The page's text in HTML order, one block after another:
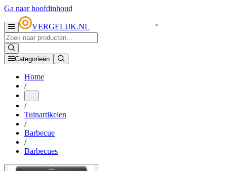
Ga naar hoofdinhoud
VERGELIJK.NL
Categorieën
Home
/
...
/
Tuinartikelen
/
Barbecue
/
Barbecues